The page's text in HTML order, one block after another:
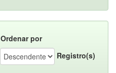
Ordenar por
Registro(s)